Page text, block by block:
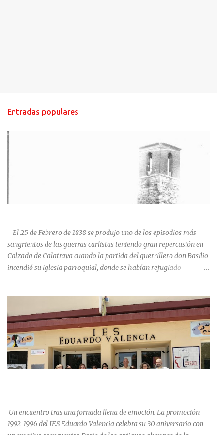
Entradas populares
- El 25 de Febrero de 1838 se produjo uno de los episodios más
sangrientos de las guerras carlistas teniendo gran repercusión en
Calzada de Calatrava cuando la partida del guerrillero don Basilio
incendió su iglesia parroquial, donde se habían refugiado
población se inclinó por el bando Carlista. Según Madoz, murieron
163 personas que "se defendieron heroicamente muriendo como
nuevos numantinos, siendo presa de las llamas todo ese crecido
número de españoles de uno y otro sexo, dignos de mejor suerte y
eterna alabanza". ¿Para cuando algo simbólico sobre este hecho?
Ntra. Sra. Santa Mª del Valle, “La gran desconocida y olvidada”
Andrés Mejía Godeo Entre el último cuarto del siglo XV y primero
para el asentamiento en la vi...
Un encuentro tras una jornada llena de emoción. La promoción
1992-1996 del IES Eduardo Valencia celebra su 30 aniversario con